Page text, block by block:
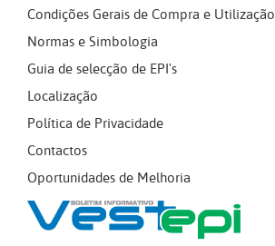
Condições Gerais de Compra e Utilização
Normas e Simbologia
Guia de selecção de EPI's
Localização
Política de Privacidade
Contactos
Oportunidades de Melhoria